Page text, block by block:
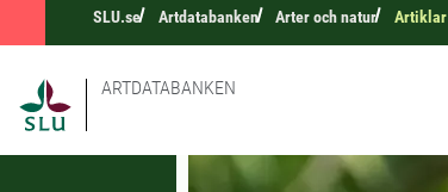
SLU.se Artdatabanken Arter och natur Artiklar
ARTDATABANKEN